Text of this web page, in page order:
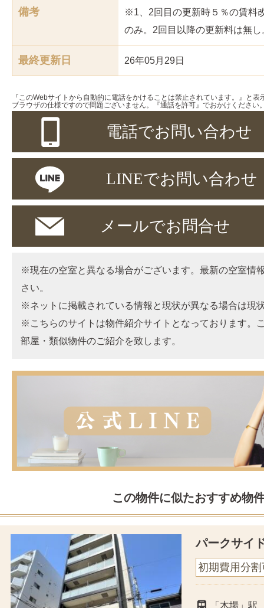
備考
※1、2回目の更新時５％の賃料
のみ。2回目以降の更新料は無し
最終更新日 26年05月29日
『このWebサイトから自動的に電話をかけることは禁止されています。』と
ブラウザの仕様ですので問題ございません。『通話を許可』でおかけください
電話でお問い合わせ
LINEでお問い合わせ
メールでお問合せ
※現在の空室と異なる場合がございます。最新の空室情
さい。
※ネットに掲載されている情報と現状が異なる場合は現
※こちらのサイトは物件紹介サイトとなっております。
部屋・類似物件のご紹介を致します。
この物件に似たおすすめ物
パークサイ
初期費用分割
「木場」